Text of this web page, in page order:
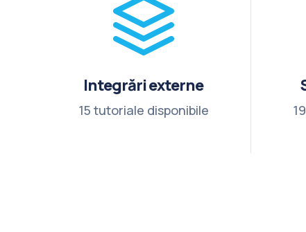
Integrări externe
15 tutoriale disponibile